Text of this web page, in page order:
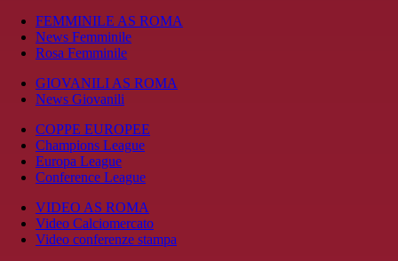
FEMMINILE AS ROMA
News Femminile
Rosa Femminile
GIOVANILI AS ROMA
News Giovanili
COPPE EUROPEE
Champions League
Europa League
Conference League
VIDEO AS ROMA
Video Calciomercato
Video conferenze stampa